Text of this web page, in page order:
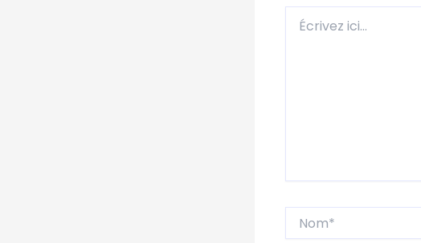
ici…